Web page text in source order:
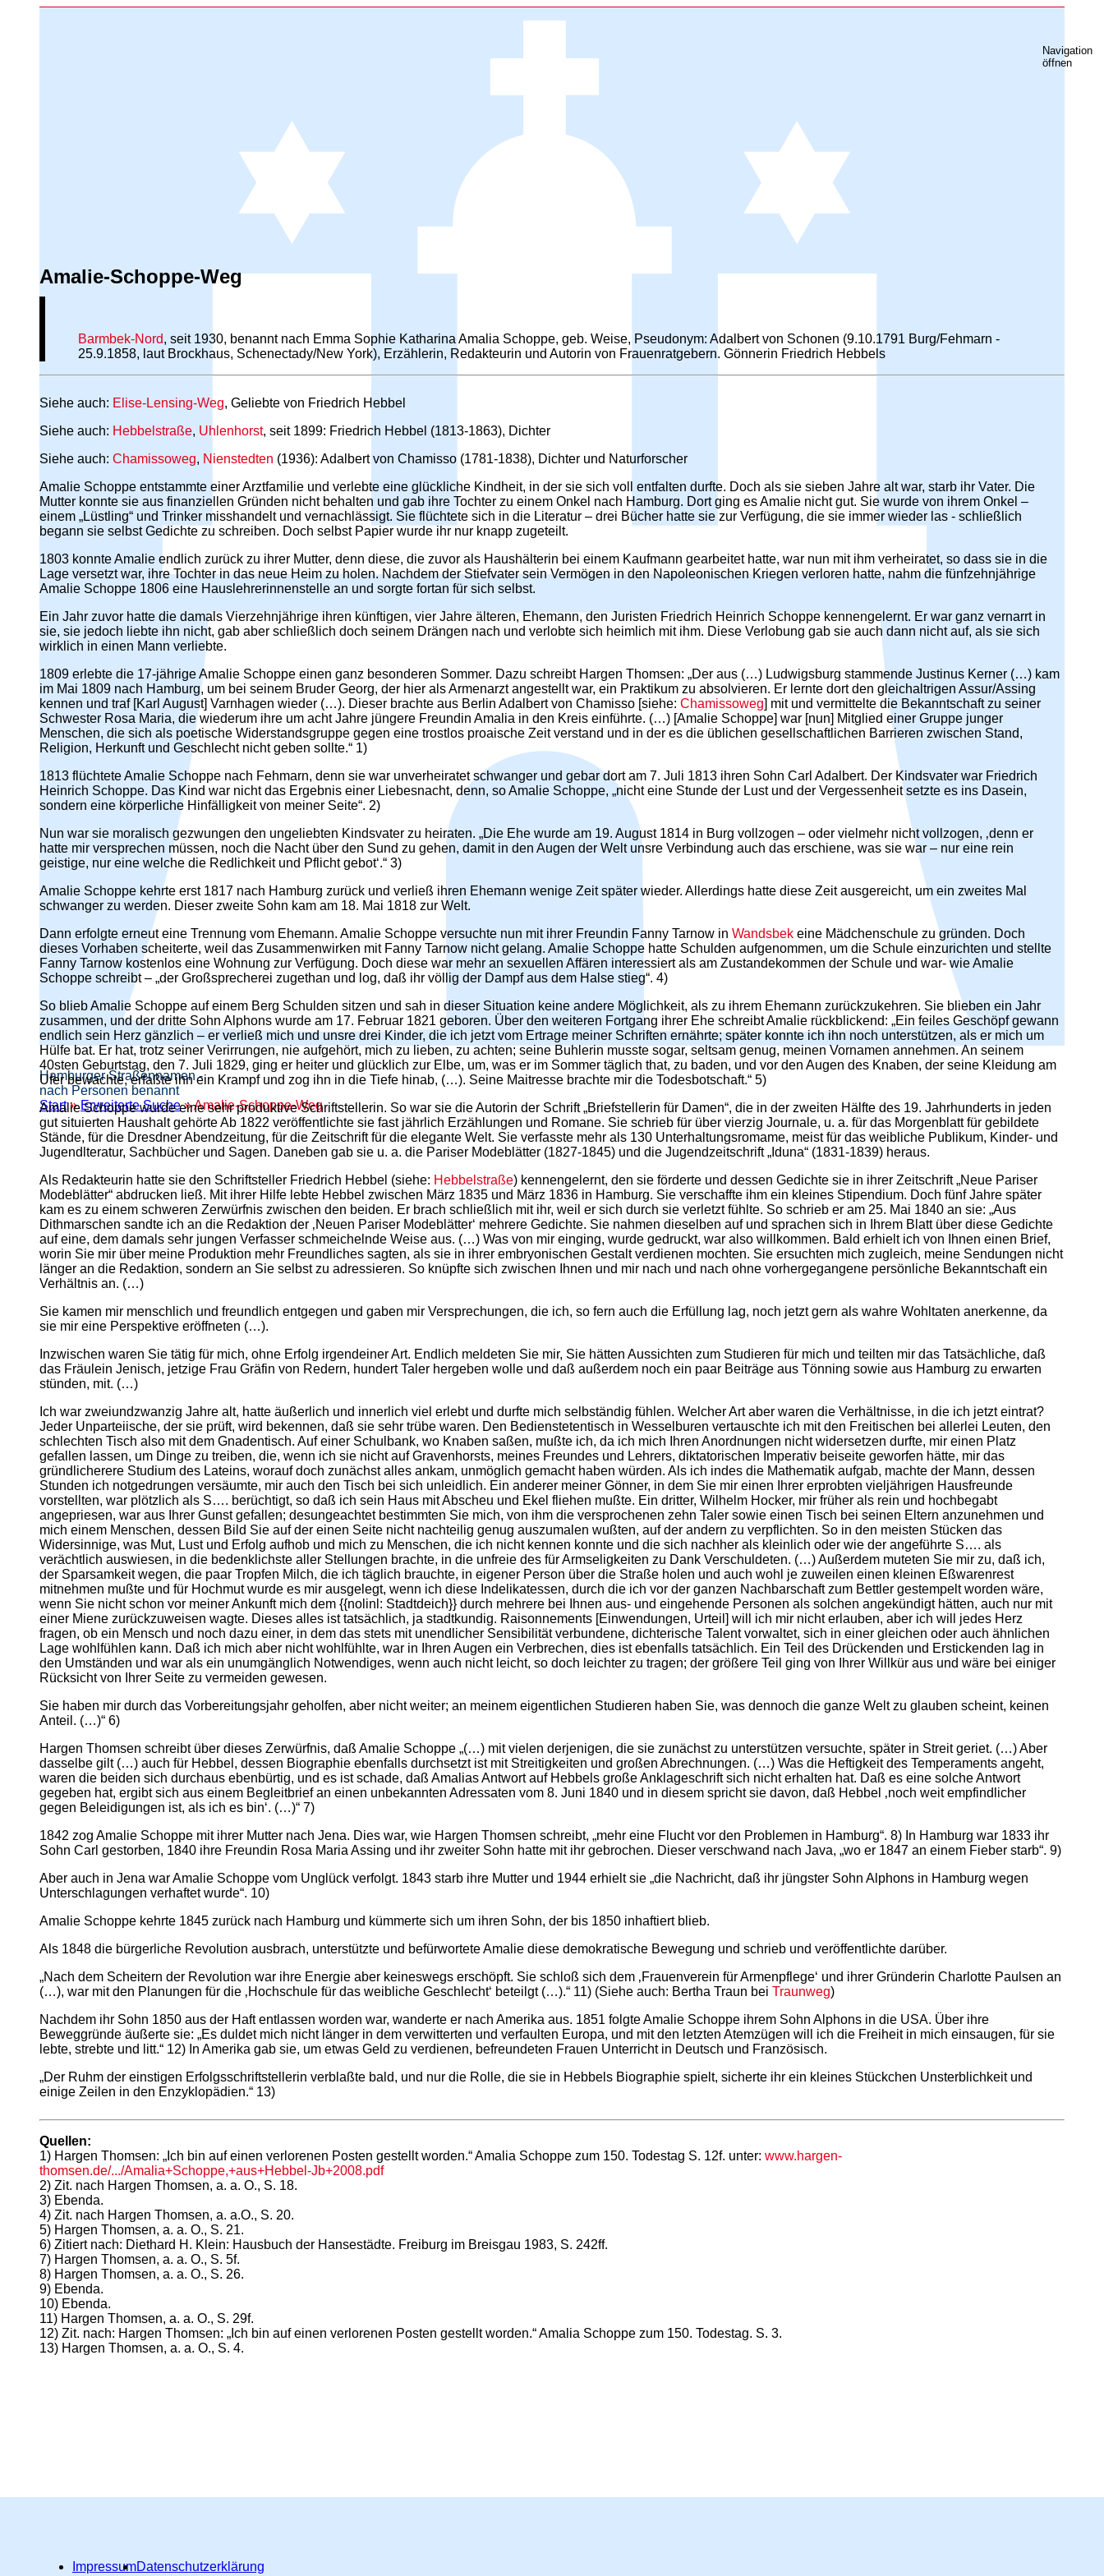
Hamburger Straßennamen -
nach Personen benannt
Start»Erweiterte Suche» Amalie-Schoppe-Weg
Navigation
öffnen
Amalie-Schoppe-Weg
Barmbek-Nord, seit 1930, benannt nach Emma Sophie Katharina Amalia Schoppe, geb. Weise, Pseudonym: Adalbert von Schonen (9.10.1791 Burg/Fehmarn -
25.9.1858, laut Brockhaus, Schenectady/New York), Erzählerin, Redakteurin und Autorin von Frauenratgebern. Gönnerin Friedrich Hebbels
Siehe auch: Elise-Lensing-Weg, Geliebte von Friedrich Hebbel
Siehe auch: Hebbelstraße, Uhlenhorst, seit 1899: Friedrich Hebbel (1813-1863), Dichter
Siehe auch: Chamissoweg, Nienstedten (1936): Adalbert von Chamisso (1781-1838), Dichter und Naturforscher
Amalie Schoppe entstammte einer Arztfamilie und verlebte eine glückliche Kindheit, in der sie sich voll entfalten durfte. Doch als sie sieben Jahre alt war, starb ihr Vater. Die
Mutter konnte sie aus finanziellen Gründen nicht behalten und gab ihre Tochter zu einem Onkel nach Hamburg. Dort ging es Amalie nicht gut. Sie wurde von ihrem Onkel –
einem „Lüstling“ und Trinker misshandelt und vernachlässigt. Sie flüchtete sich in die Literatur – drei Bücher hatte sie zur Verfügung, die sie immer wieder las - schließlich
begann sie selbst Gedichte zu schreiben. Doch selbst Papier wurde ihr nur knapp zugeteilt.
1803 konnte Amalie endlich zurück zu ihrer Mutter, denn diese, die zuvor als Haushälterin bei einem Kaufmann gearbeitet hatte, war nun mit ihm verheiratet, so dass sie in die
Lage versetzt war, ihre Tochter in das neue Heim zu holen. Nachdem der Stiefvater sein Vermögen in den Napoleonischen Kriegen verloren hatte, nahm die fünfzehnjährige
Amalie Schoppe 1806 eine Hauslehrerinnenstelle an und sorgte fortan für sich selbst.
Ein Jahr zuvor hatte die damals Vierzehnjährige ihren künftigen, vier Jahre älteren, Ehemann, den Juristen Friedrich Heinrich Schoppe kennengelernt. Er war ganz vernarrt in
sie, sie jedoch liebte ihn nicht, gab aber schließlich doch seinem Drängen nach und verlobte sich heimlich mit ihm. Diese Verlobung gab sie auch dann nicht auf, als sie sich
wirklich in einen Mann verliebte.
1809 erlebte die 17-jährige Amalie Schoppe einen ganz besonderen Sommer. Dazu schreibt Hargen Thomsen: „Der aus (…) Ludwigsburg stammende Justinus Kerner (…) kam
im Mai 1809 nach Hamburg, um bei seinem Bruder Georg, der hier als Armenarzt angestellt war, ein Praktikum zu absolvieren. Er lernte dort den gleichaltrigen Assur/Assing
kennen und traf [Karl August] Varnhagen wieder (…). Dieser brachte aus Berlin Adalbert von Chamisso [siehe: Chamissoweg] mit und vermittelte die Bekanntschaft zu seiner
Schwester Rosa Maria, die wiederum ihre um acht Jahre jüngere Freundin Amalia in den Kreis einführte. (…) [Amalie Schoppe] war [nun] Mitglied einer Gruppe junger
Menschen, die sich als poetische Widerstandsgruppe gegen eine trostlos proaische Zeit verstand und in der es die üblichen gesellschaftlichen Barrieren zwischen Stand,
Religion, Herkunft und Geschlecht nicht geben sollte.“ 1)
1813 flüchtete Amalie Schoppe nach Fehmarn, denn sie war unverheiratet schwanger und gebar dort am 7. Juli 1813 ihren Sohn Carl Adalbert. Der Kindsvater war Friedrich
Heinrich Schoppe. Das Kind war nicht das Ergebnis einer Liebesnacht, denn, so Amalie Schoppe, „nicht eine Stunde der Lust und der Vergessenheit setzte es ins Dasein,
sondern eine körperliche Hinfälligkeit von meiner Seite“. 2)
Nun war sie moralisch gezwungen den ungeliebten Kindsvater zu heiraten. „Die Ehe wurde am 19. August 1814 in Burg vollzogen – oder vielmehr nicht vollzogen, ‚denn er
hatte mir versprechen müssen, noch die Nacht über den Sund zu gehen, damit in den Augen der Welt unsre Verbindung auch das erschiene, was sie war – nur eine rein
geistige, nur eine welche die Redlichkeit und Pflicht gebot‘.“ 3)
Amalie Schoppe kehrte erst 1817 nach Hamburg zurück und verließ ihren Ehemann wenige Zeit später wieder. Allerdings hatte diese Zeit ausgereicht, um ein zweites Mal
schwanger zu werden. Dieser zweite Sohn kam am 18. Mai 1818 zur Welt.
Dann erfolgte erneut eine Trennung vom Ehemann. Amalie Schoppe versuchte nun mit ihrer Freundin Fanny Tarnow in Wandsbek eine Mädchenschule zu gründen. Doch
dieses Vorhaben scheiterte, weil das Zusammenwirken mit Fanny Tarnow nicht gelang. Amalie Schoppe hatte Schulden aufgenommen, um die Schule einzurichten und stellte
Fanny Tarnow kostenlos eine Wohnung zur Verfügung. Doch diese war mehr an sexuellen Affären interessiert als am Zustandekommen der Schule und war- wie Amalie
Schoppe schreibt – „der Großsprecherei zugethan und log, daß ihr völlig der Dampf aus dem Halse stieg“. 4)
So blieb Amalie Schoppe auf einem Berg Schulden sitzen und sah in dieser Situation keine andere Möglichkeit, als zu ihrem Ehemann zurückzukehren. Sie blieben ein Jahr
zusammen, und der dritte Sohn Alphons wurde am 17. Februar 1821 geboren. Über den weiteren Fortgang ihrer Ehe schreibt Amalie rückblickend: „Ein feiles Geschöpf gewann
endlich sein Herz gänzlich – er verließ mich und unsre drei Kinder, die ich jetzt vom Ertrage meiner Schriften ernährte; später konnte ich ihn noch unterstützen, als er mich um
Hülfe bat. Er hat, trotz seiner Verirrungen, nie aufgehört, mich zu lieben, zu achten; seine Buhlerin musste sogar, seltsam genug, meinen Vornamen annehmen. An seinem
40sten Geburtstag, den 7. Juli 1829, ging er heiter und glücklich zur Elbe, um, was er im Sommer täglich that, zu baden, und vor den Augen des Knaben, der seine Kleidung am
Ufer bewachte, erfaßte ihn ein Krampf und zog ihn in die Tiefe hinab, (…). Seine Maitresse brachte mir die Todesbotschaft.“ 5)
Amalie Schoppe wurde eine sehr produktive Schriftstellerin. So war sie die Autorin der Schrift „Briefstellerin für Damen“, die in der zweiten Hälfte des 19. Jahrhunderts in jeden
gut situierten Haushalt gehörte Ab 1822 veröffentlichte sie fast jährlich Erzählungen und Romane. Sie schrieb für über vierzig Journale, u. a. für das Morgenblatt für gebildete
Stände, für die Dresdner Abendzeitung, für die Zeitschrift für die elegante Welt. Sie verfasste mehr als 130 Unterhaltungsromame, meist für das weibliche Publikum, Kinder- und
Jugendlteratur, Sachbücher und Sagen. Daneben gab sie u. a. die Pariser Modeblätter (1827-1845) und die Jugendzeitschrift „Iduna“ (1831-1839) heraus.
Als Redakteurin hatte sie den Schriftsteller Friedrich Hebbel (siehe: Hebbelstraße) kennengelernt, den sie förderte und dessen Gedichte sie in ihrer Zeitschrift „Neue Pariser
Modeblätter“ abdrucken ließ. Mit ihrer Hilfe lebte Hebbel zwischen März 1835 und März 1836 in Hamburg. Sie verschaffte ihm ein kleines Stipendium. Doch fünf Jahre später
kam es zu einem schweren Zerwürfnis zwischen den beiden. Er brach schließlich mit ihr, weil er sich durch sie verletzt fühlte. So schrieb er am 25. Mai 1840 an sie: „Aus
Dithmarschen sandte ich an die Redaktion der ‚Neuen Pariser Modeblätter‘ mehrere Gedichte. Sie nahmen dieselben auf und sprachen sich in Ihrem Blatt über diese Gedichte
auf eine, dem damals sehr jungen Verfasser schmeichelnde Weise aus. (…) Was von mir einging, wurde gedruckt, war also willkommen. Bald erhielt ich von Ihnen einen Brief,
worin Sie mir über meine Produktion mehr Freundliches sagten, als sie in ihrer embryonischen Gestalt verdienen mochten. Sie ersuchten mich zugleich, meine Sendungen nicht
länger an die Redaktion, sondern an Sie selbst zu adressieren. So knüpfte sich zwischen Ihnen und mir nach und nach ohne vorhergegangene persönliche Bekanntschaft ein
Verhältnis an. (…)
Sie kamen mir menschlich und freundlich entgegen und gaben mir Versprechungen, die ich, so fern auch die Erfüllung lag, noch jetzt gern als wahre Wohltaten anerkenne, da
sie mir eine Perspektive eröffneten (…).
Inzwischen waren Sie tätig für mich, ohne Erfolg irgendeiner Art. Endlich meldeten Sie mir, Sie hätten Aussichten zum Studieren für mich und teilten mir das Tatsächliche, daß
das Fräulein Jenisch, jetzige Frau Gräfin von Redern, hundert Taler hergeben wolle und daß außerdem noch ein paar Beiträge aus Tönning sowie aus Hamburg zu erwarten
stünden, mit. (…)
Ich war zweiundzwanzig Jahre alt, hatte äußerlich und innerlich viel erlebt und durfte mich selbständig fühlen. Welcher Art aber waren die Verhältnisse, in die ich jetzt eintrat?
Jeder Unparteiische, der sie prüft, wird bekennen, daß sie sehr trübe waren. Den Bedienstetentisch in Wesselburen vertauschte ich mit den Freitischen bei allerlei Leuten, den
schlechten Tisch also mit dem Gnadentisch. Auf einer Schulbank, wo Knaben saßen, mußte ich, da ich mich Ihren Anordnungen nicht widersetzen durfte, mir einen Platz
gefallen lassen, um Dinge zu treiben, die, wenn ich sie nicht auf Gravenhorsts, meines Freundes und Lehrers, diktatorischen Imperativ beiseite geworfen hätte, mir das
gründlicherere Studium des Lateins, worauf doch zunächst alles ankam, unmöglich gemacht haben würden. Als ich indes die Mathematik aufgab, machte der Mann, dessen
Stunden ich notgedrungen versäumte, mir auch den Tisch bei sich unleidlich. Ein anderer meiner Gönner, in dem Sie mir einen Ihrer erprobten vieljährigen Hausfreunde
vorstellten, war plötzlich als S…. berüchtigt, so daß ich sein Haus mit Abscheu und Ekel fliehen mußte. Ein dritter, Wilhelm Hocker, mir früher als rein und hochbegabt
angepriesen, war aus Ihrer Gunst gefallen; desungeachtet bestimmten Sie mich, von ihm die versprochenen zehn Taler sowie einen Tisch bei seinen Eltern anzunehmen und
mich einem Menschen, dessen Bild Sie auf der einen Seite nicht nachteilig genug auszumalen wußten, auf der andern zu verpflichten. So in den meisten Stücken das
Widersinnige, was Mut, Lust und Erfolg aufhob und mich zu Menschen, die ich nicht kennen konnte und die sich nachher als kleinlich oder wie der angeführte S…. als
verächtlich auswiesen, in die bedenklichste aller Stellungen brachte, in die unfreie des für Armseligkeiten zu Dank Verschuldeten. (…) Außerdem muteten Sie mir zu, daß ich,
der Sparsamkeit wegen, die paar Tropfen Milch, die ich täglich brauchte, in eigener Person über die Straße holen und auch wohl je zuweilen einen kleinen Eßwarenrest
mitnehmen mußte und für Hochmut wurde es mir ausgelegt, wenn ich diese Indelikatessen, durch die ich vor der ganzen Nachbarschaft zum Bettler gestempelt worden wäre,
wenn Sie nicht schon vor meiner Ankunft mich dem {{nolinl: Stadtdeich}} durch mehrere bei Ihnen aus- und eingehende Personen als solchen angekündigt hätten, auch nur mit
einer Miene zurückzuweisen wagte. Dieses alles ist tatsächlich, ja stadtkundig. Raisonnements [Einwendungen, Urteil] will ich mir nicht erlauben, aber ich will jedes Herz
fragen, ob ein Mensch und noch dazu einer, in dem das stets mit unendlicher Sensibilität verbundene, dichterische Talent vorwaltet, sich in einer gleichen oder auch ähnlichen
Lage wohlfühlen kann. Daß ich mich aber nicht wohlfühlte, war in Ihren Augen ein Verbrechen, dies ist ebenfalls tatsächlich. Ein Teil des Drückenden und Erstickenden lag in
den Umständen und war als ein unumgänglich Notwendiges, wenn auch nicht leicht, so doch leichter zu tragen; der größere Teil ging von Ihrer Willkür aus und wäre bei einiger
Rücksicht von Ihrer Seite zu vermeiden gewesen.
Sie haben mir durch das Vorbereitungsjahr geholfen, aber nicht weiter; an meinem eigentlichen Studieren haben Sie, was dennoch die ganze Welt zu glauben scheint, keinen
Anteil. (…)“ 6)
Hargen Thomsen schreibt über dieses Zerwürfnis, daß Amalie Schoppe „(…) mit vielen derjenigen, die sie zunächst zu unterstützen versuchte, später in Streit geriet. (…) Aber
dasselbe gilt (…) auch für Hebbel, dessen Biographie ebenfalls durchsetzt ist mit Streitigkeiten und großen Abrechnungen. (…) Was die Heftigkeit des Temperaments angeht,
waren die beiden sich durchaus ebenbürtig, und es ist schade, daß Amalias Antwort auf Hebbels große Anklageschrift sich nicht erhalten hat. Daß es eine solche Antwort
gegeben hat, ergibt sich aus einem Begleitbrief an einen unbekannten Adressaten vom 8. Juni 1840 und in diesem spricht sie davon, daß Hebbel ‚noch weit empfindlicher
gegen Beleidigungen ist, als ich es bin‘. (…)“ 7)
1842 zog Amalie Schoppe mit ihrer Mutter nach Jena. Dies war, wie Hargen Thomsen schreibt, „mehr eine Flucht vor den Problemen in Hamburg“. 8) In Hamburg war 1833 ihr
Sohn Carl gestorben, 1840 ihre Freundin Rosa Maria Assing und ihr zweiter Sohn hatte mit ihr gebrochen. Dieser verschwand nach Java, „wo er 1847 an einem Fieber starb“. 9)
Aber auch in Jena war Amalie Schoppe vom Unglück verfolgt. 1843 starb ihre Mutter und 1944 erhielt sie „die Nachricht, daß ihr jüngster Sohn Alphons in Hamburg wegen
Unterschlagungen verhaftet wurde“. 10)
Amalie Schoppe kehrte 1845 zurück nach Hamburg und kümmerte sich um ihren Sohn, der bis 1850 inhaftiert blieb.
Als 1848 die bürgerliche Revolution ausbrach, unterstützte und befürwortete Amalie diese demokratische Bewegung und schrieb und veröffentlichte darüber.
„Nach dem Scheitern der Revolution war ihre Energie aber keineswegs erschöpft. Sie schloß sich dem ‚Frauenverein für Armenpflege‘ und ihrer Gründerin Charlotte Paulsen an
(…), war mit den Planungen für die ‚Hochschule für das weibliche Geschlecht‘ beteilgt (…).“ 11) (Siehe auch: Bertha Traun bei Traunweg)
Nachdem ihr Sohn 1850 aus der Haft entlassen worden war, wanderte er nach Amerika aus. 1851 folgte Amalie Schoppe ihrem Sohn Alphons in die USA. Über ihre
Beweggründe äußerte sie: „Es duldet mich nicht länger in dem verwitterten und verfaulten Europa, und mit den letzten Atemzügen will ich die Freiheit in mich einsaugen, für sie
lebte, strebte und litt.“ 12) In Amerika gab sie, um etwas Geld zu verdienen, befreundeten Frauen Unterricht in Deutsch und Französisch.
„Der Ruhm der einstigen Erfolgsschriftstellerin verblaßte bald, und nur die Rolle, die sie in Hebbels Biographie spielt, sicherte ihr ein kleines Stückchen Unsterblichkeit und
einige Zeilen in den Enzyklopädien.“ 13)
Quellen:
1) Hargen Thomsen: „Ich bin auf einen verlorenen Posten gestellt worden.“ Amalia Schoppe zum 150. Todestag S. 12f. unter: www.hargen-
thomsen.de/.../Amalia+Schoppe,+aus+Hebbel-Jb+2008.pdf
2) Zit. nach Hargen Thomsen, a. a. O., S. 18.
3) Ebenda.
4) Zit. nach Hargen Thomsen, a. a.O., S. 20.
5) Hargen Thomsen, a. a. O., S. 21.
6) Zitiert nach: Diethard H. Klein: Hausbuch der Hansestädte. Freiburg im Breisgau 1983, S. 242ff.
7) Hargen Thomsen, a. a. O., S. 5f.
8) Hargen Thomsen, a. a. O., S. 26.
9) Ebenda.
10) Ebenda.
11) Hargen Thomsen, a. a. O., S. 29f.
12) Zit. nach: Hargen Thomsen: „Ich bin auf einen verlorenen Posten gestellt worden.“ Amalia Schoppe zum 150. Todestag. S. 3.
13) Hargen Thomsen, a. a. O., S. 4.
ImpressumDatenschutzerklärung